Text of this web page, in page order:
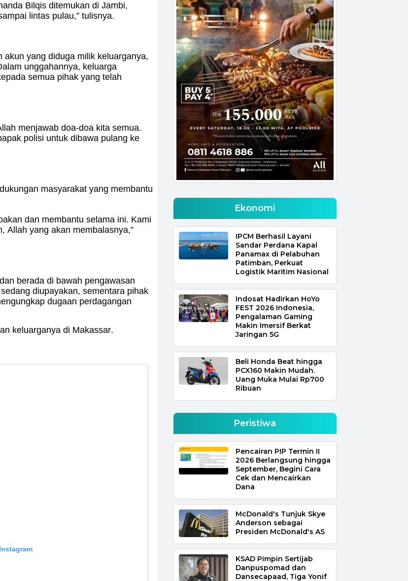
Bilqis ditemukan di Jambi,
lintas pulau,” tulisnya.
yang diduga milik keluarganya,
unggahannya, keluarga
semua pihak yang telah
menjawab doa-doa kita semua.
polisi untuk dibawa pulang ke
masyarakat yang membantu
dan membantu selama ini. Kami
Allah yang akan membalasnya,”
berada di bawah pengawasan
diupayakan, sementara pihak
dugaan perdagangan
keluarganya di Makassar.
Ekonomi
IPCM Berhasil Layani
Sandar Perdana Kapal
Panamax di Pelabuhan
Patimban, Perkuat
Logistik Maritim Nasional
Indosat Hadirkan HoYo
FEST 2026 Indonesia,
Pengalaman Gaming
Makin Imersif Berkat
Jaringan 5G
Beli Honda Beat hingga
PCX160 Makin Mudah.
Uang Muka Mulai Rp700
Ribuan
Peristiwa
Pencairan PIP Termin II
2026 Berlangsung hingga
September, Begini Cara
Cek dan Mencairkan
Dana
McDonald's Tunjuk Skye
Anderson sebagai
Presiden McDonald's AS
KSAD Pimpin Sertijab
Danpuspomad dan
Dansecapaad, Tiga Yonif